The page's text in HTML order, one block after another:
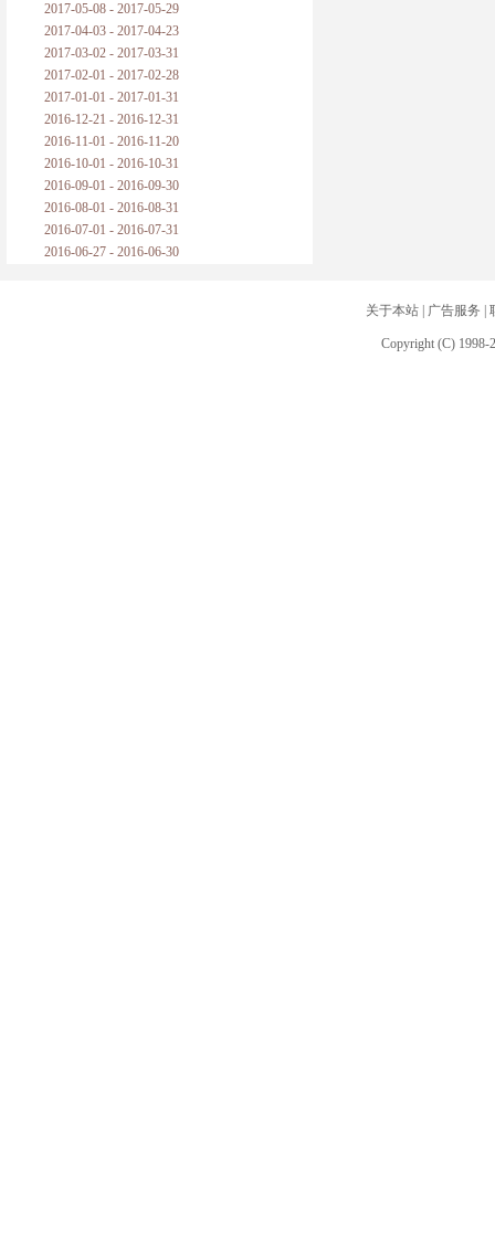
2017-05-08 - 2017-05-29
2017-04-03 - 2017-04-23
2017-03-02 - 2017-03-31
2017-02-01 - 2017-02-28
2017-01-01 - 2017-01-31
2016-12-21 - 2016-12-31
2016-11-01 - 2016-11-20
2016-10-01 - 2016-10-31
2016-09-01 - 2016-09-30
2016-08-01 - 2016-08-31
2016-07-01 - 2016-07-31
2016-06-27 - 2016-06-30
关于本站| 广告服务
Copyright (C) 1998-